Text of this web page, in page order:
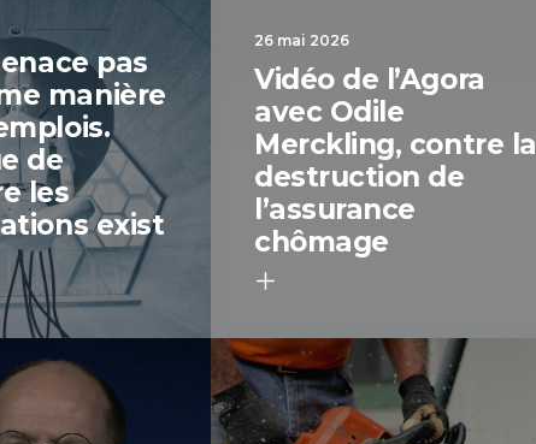
pas
manière
de
les
exist
26 mai 2026
Vidéo de l’Agora
avec Odile
Merckling, contre la
destruction de
l’assurance
chômage